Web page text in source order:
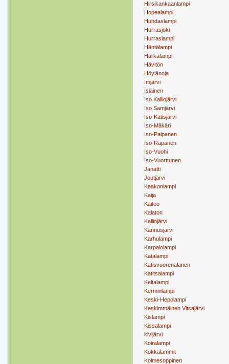
Hirsikankaanlampi
Hopealampi
Huhdaslampi
Hurrasjoki
Hurraslampi
Häntälampi
Härkälampi
Hävitön
Höylänoja
Imjärvi
Isiäinen
Iso Kalliojärvi
Iso Samjärvi
Iso-Katisjärvi
Iso-Mäkäri
Iso-Palpanen
Iso-Rapanen
Iso-Vuohi
Iso-Vuorttunen
Janatti
Joutjärvi
Kaakonlampi
Kaija
Kaitoo
Kalaton
Kalliojärvi
Kannusjärvi
Karhulampi
Karpalolampi
Katalampi
Katisvuorenalanen
Katitsalampi
Keltalampi
Kerminlampi
Keski-Hepolampi
Keskimmäinen Vitsajärvi
Kislampi
Kissalampi
kivijärvi
Koiralampi
Kokkalammit
Kolmesoppinen